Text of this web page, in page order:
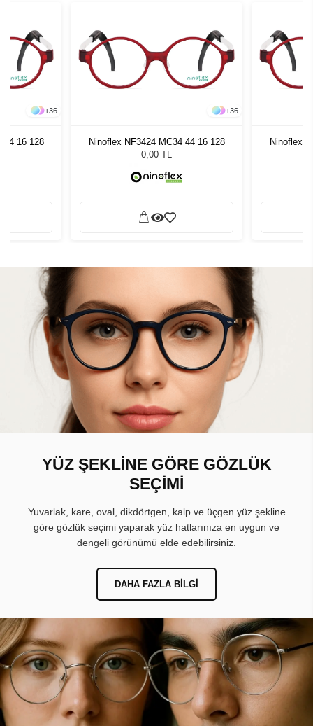
+36
44 16 128
+36
Ninoflex NF3424 MC34 44 16 128
0,00 TL
Ninoflex
YÜZ ŞEKLİNE GÖRE GÖZLÜK
SEÇİMİ
Yuvarlak, kare, oval, dikdörtgen, kalp ve üçgen yüz şekline
göre gözlük seçimi yaparak yüz hatlarınıza en uygun ve
dengeli görünümü elde edebilirsiniz.
DAHA FAZLA BILGI